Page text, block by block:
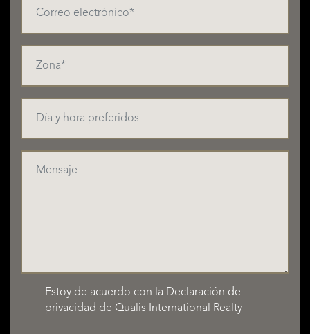
Estoy de acuerdo con la Declaración de
privacidad de Qualis International Realty